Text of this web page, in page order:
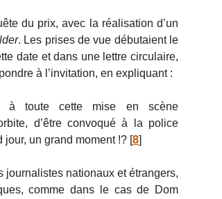
du prix, avec la réalisation d’un
. Les prises de vue débutaient le
date et dans une lettre circulaire,
à l’invitation, en expliquant :
à toute cette mise en scène
d’être convoqué à la police
jour, un grand moment !? [8]
journalistes nationaux et étrangers,
comme dans le cas de Dom